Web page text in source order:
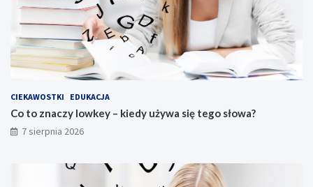
CIEKAWOSTKI EDUKACJA
Co to znaczy lowkey – kiedy używa się tego słowa?
7 sierpnia 2026